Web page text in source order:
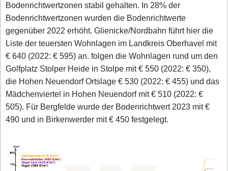
Bodenrichtwertzonen stabil gehalten. In 28% der
Bodenrichtwertzonen wurden die Bodenrichtwerte
gegenüber 2022 erhöht. Glienicke/Nordbahn führt hier die
Liste der teuersten Wohnlagen im Landkreis Oberhavel mit
€ 640 (2022: € 595) an. folgen die Wohnlagen rund um den
Golfplatz Stolper Heide in Stolpe mit € 550 (2022: € 350),
die Hohen Neuendorf Ortslage € 530 (2022: € 455) und das
Mädchenviertel in Hohen Neuendorf mit € 510 (2022: €
505). Für Bergfelde wurde der Bodenrichtwert 2023 mit €
490 und in Birkenwerder mit € 450 festgelegt.